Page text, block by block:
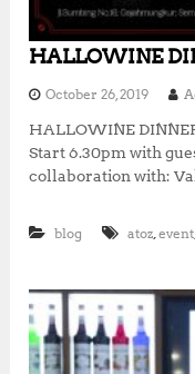
HALLOWINE
October 26, 2019
HALLOWINE
Start 6.30pm with
collaboration with:
blog atoz ,event